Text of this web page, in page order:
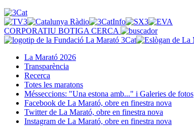
CORPORATIU BOTIGA CERCA
La Marató 2026
Transparència
Recerca
Totes les maratons
Mésseccions: "Una estona amb..." i Galeries de fotos
Facebook de La Marató, obre en finestra nova
Twitter de La Marató, obre en finestra nova
Instagram de La Marató, obre en finestra nova